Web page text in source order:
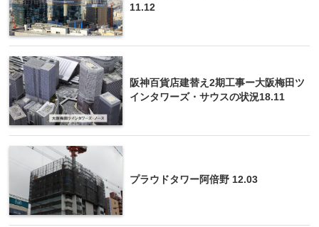
11.12
阪神百貨店建替え2期工事ー大阪梅田ツ
インタワーズ・サウスの状況18.11
プラウドタワー阿倍野 12.03